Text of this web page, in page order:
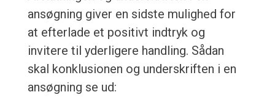
ansøgning giver en sidste mulighed for
at efterlade et positivt indtryk og
invitere til yderligere handling. Sådan
skal konklusionen og underskriften i en
ansøgning se ud: